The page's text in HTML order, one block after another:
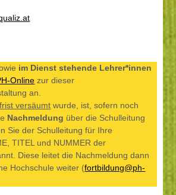
im Dienst stehende Lehrer*innen
Online zur dieser
an.
versäumt wurde, ist, sofern noch
Nachmeldung über die Schulleitung
Sie der Schulleitung für Ihre
TITEL und NUMMER der
Diese leitet die Nachmeldung dann
Hochschule weiter (fortbildung@ph-